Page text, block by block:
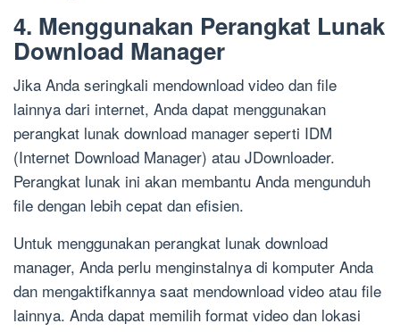
4. Menggunakan Perangkat Lunak
Download Manager
Jika Anda seringkali mendownload video dan file
lainnya dari internet, Anda dapat menggunakan
perangkat lunak download manager seperti IDM
(Internet Download Manager) atau JDownloader.
Perangkat lunak ini akan membantu Anda mengunduh
file dengan lebih cepat dan efisien.
Untuk menggunakan perangkat lunak download
manager, Anda perlu menginstalnya di komputer Anda
dan mengaktifkannya saat mendownload video atau file
lainnya. Anda dapat memilih format video dan lokasi